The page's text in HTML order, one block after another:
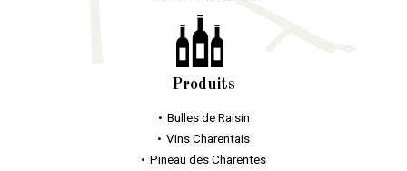
Produits
Bullesde Raisin
Vins Charentais
Pineau des Charentes